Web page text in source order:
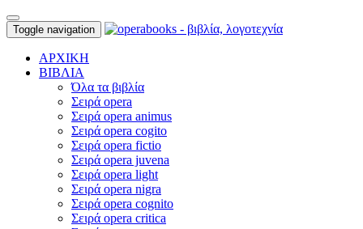
Toggle navigation
ΑΡΧΙΚΗ
ΒΙΒΛΙΑ
Όλα τα βιβλία
Σειρά opera
Σειρά opera animus
Σειρά opera cogito
Σειρά opera fictio
Σειρά opera juvena
Σειρά opera light
Σειρά opera nigra
Σειρά opera cognito
Σειρά opera critica